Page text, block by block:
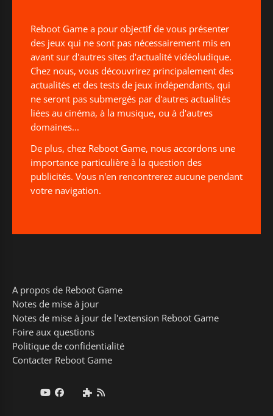
Reboot Game a pour objectif de vous présenter
des jeux qui ne sont pas nécessairement mis en
avant sur d'autres sites d'actualité vidéoludique.
Chez nous, vous découvrirez principalement des
actualités et des tests de jeux indépendants, qui
ne seront pas submergés par d'autres actualités
liées au cinéma, à la musique, ou à d'autres
domaines...
De plus, chez Reboot Game, nous accordons une
importance particulière à la question des
publicités. Vous n'en rencontrerez aucune pendant
votre navigation.
A propos de Reboot Game
Notes de mise à jour
Notes de mise à jour de l'extension Reboot Game
Foire aux questions
Politique de confidentialité
Contacter Reboot Game